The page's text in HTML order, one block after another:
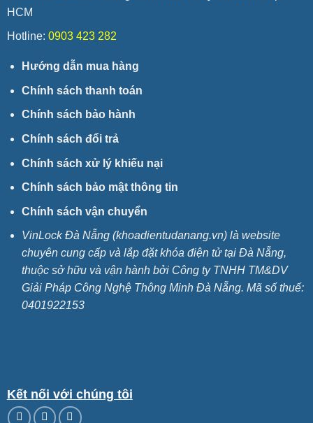
HCM
Hotline: 0903 423 282
Hướng dẫn mua hàng
Chính sách thanh toán
Chính sách bảo hành
Chính sách đổi trả
Chính sách xử lý khiếu nại
Chính sách bảo mật thông tin
Chính sách vận chuyển
VinLock Đà Nẵng (khoadientudanang.vn) là website
chuyên cung cấp và lắp đặt khóa điện tử tại Đà Nẵng,
thuộc sở hữu và vận hành bởi Công ty TNHH TM&DV
Giải Pháp Công Nghệ Thông Minh Đà Nẵng. Mã số thuế:
0401922153
Kết nối với chúng tôi